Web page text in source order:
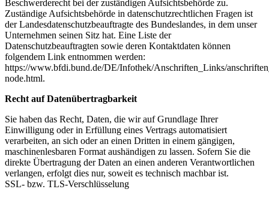
Beschwerderecht bei der zuständigen Aufsichtsbehörde zu.
Zuständige Aufsichtsbehörde in datenschutzrechtlichen Fragen ist
der Landesdatenschutzbeauftragte des Bundeslandes, in dem unser
Unternehmen seinen Sitz hat. Eine Liste der
Datenschutzbeauftragten sowie deren Kontaktdaten können
folgendem Link entnommen werden:
https://www.bfdi.bund.de/DE/Infothek/Anschriften_Links/
node.html.
Recht auf Datenübertragbarkeit
Sie haben das Recht, Daten, die wir auf Grundlage Ihrer
Einwilligung oder in Erfüllung eines Vertrags automatisiert
verarbeiten, an sich oder an einen Dritten in einem gängigen,
maschinenlesbaren Format aushändigen zu lassen. Sofern Sie die
direkte Übertragung der Daten an einen anderen Verantwortlichen
verlangen, erfolgt dies nur, soweit es technisch machbar ist.
SSL- bzw. TLS-Verschlüsselung